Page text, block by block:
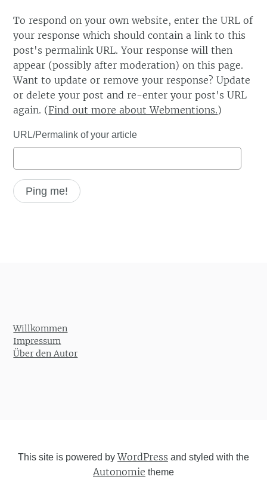
To respond on your own website, enter the URL of
your response which should contain a link to this
post's permalink URL. Your response will then
appear (possibly after moderation) on this page.
Want to update or remove your response? Update
or delete your post and re-enter your post's URL
again. (Find out more about Webmentions.)
URL/Permalink of your article
Willkommen
Impressum
Über den Autor
This site is powered byWordPress and styled with the
Autonomie theme